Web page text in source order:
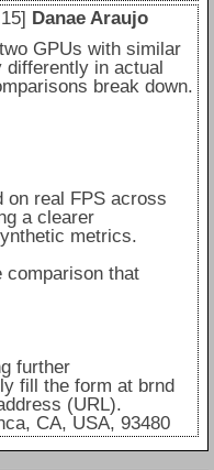
Danae Araujo
GPUs with similar
in actual
break down.
on real FPS across
a clearer
metrics.
comparison that
further
fill the form at brnd
(URL).
CA, USA, 93480